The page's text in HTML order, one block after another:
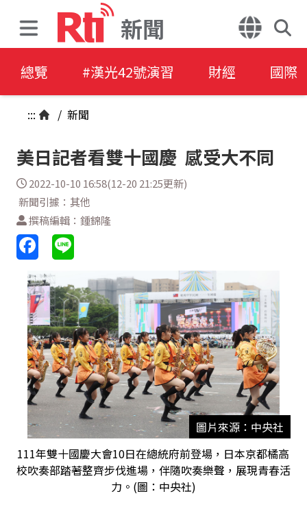
新聞
總覽 #漢光42號演習 財經 國際
::: / 新聞
美日記者看雙十國慶 感受大不同
2022-10-10 16:58(12-20 21:25更新)
新聞引據：其他
撰稿編輯：鍾錦隆
圖片來源：中央社
111年雙十國慶大會10日在總統府前登場，日本京都橘高
校吹奏部踏著整齊步伐進場，伴隨吹奏樂聲，展現青春活
力。(圖：中央社)